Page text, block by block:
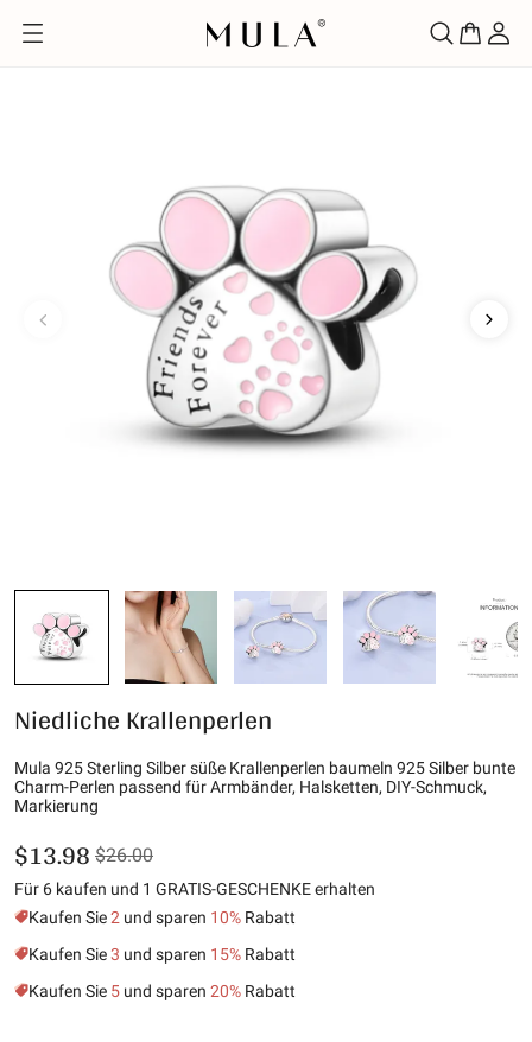
Niedliche Krallenperlen
Mula 925 Sterling Silber süße Krallenperlen baumeln 925 Silber bunte
Charm-Perlen passend für Armbänder, Halsketten, DIY-Schmuck,
Markierung
$13.98 $26.00
Für 6 kaufen und 1 GRATIS-GESCHENKE erhalten
Kaufen Sie2 und sparen 10% Rabatt
Kaufen Sie3 und sparen 15% Rabatt
Kaufen Sie 5 und sparen 20% Rabatt